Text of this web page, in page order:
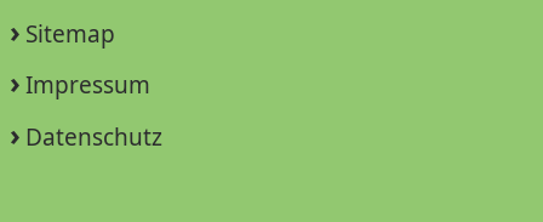
Sitemap
Impressum
Datenschutz